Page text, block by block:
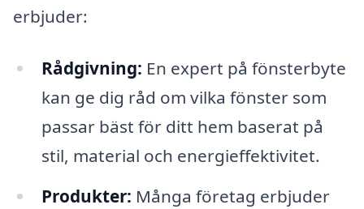
erbjuder:
Rådgivning: En expert på fönsterbyte
kan ge dig råd om vilka fönster som
passar bäst för ditt hem baserat på
stil, material och energieffektivitet.
Produkter: Många företag erbjuder